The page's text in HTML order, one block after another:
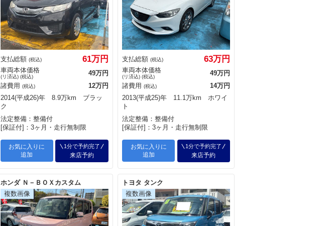
支払総額 (税込) 61万円
車両本体価格
(リ済込) (税込)
49万円
諸費用 (税込)
12万円
2014(平成26)年 8.9万km ブラッ
ク
法定整備：整備付
[保証付]：3ヶ月・走行無制限
お気に入りに
追加
1分で予約完了
来店予約
支払総額 (税込) 63万円
車両本体価格
(リ済込) (税込)
49万円
諸費用 (税込)
14万円
2013(平成25)年 11.1万km ホワイ
ト
法定整備：整備付
[保証付]：3ヶ月・走行無制限
お気に入りに
追加
1分で予約完了
来店予約
ホンダ Ｎ－ＢＯＸカスタム トヨタ タンク